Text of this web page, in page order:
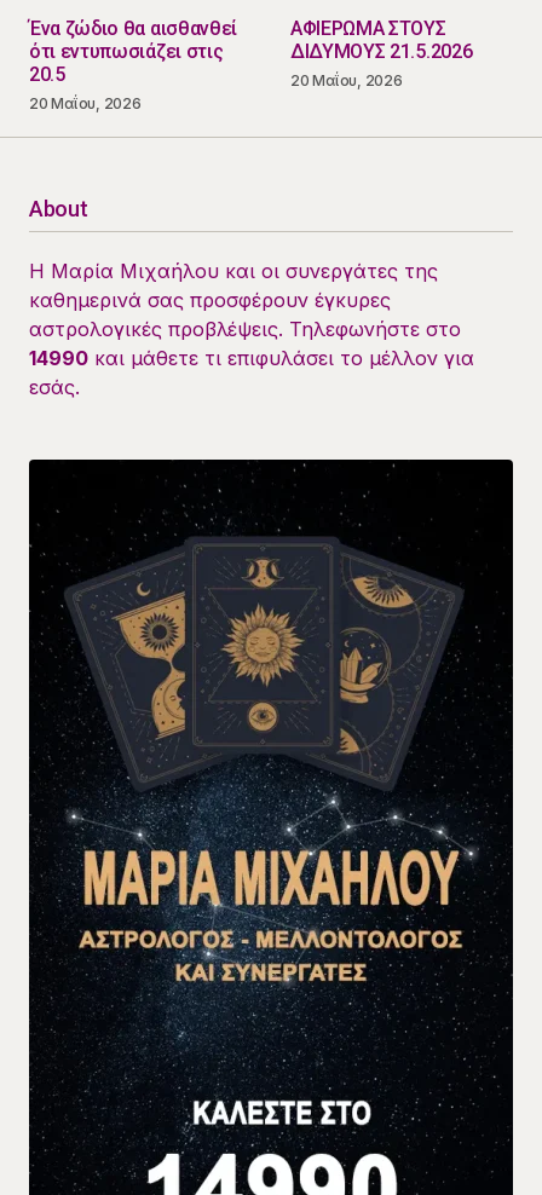
​Ένα ζώδιο θα αισθανθεί
ότι εντυπωσιάζει στις
20.5
20 Μαΐου, 2026
ΑΦΙΕΡΩΜΑ ΣΤΟΥΣ
ΔΙΔΥΜΟΥΣ 21.5.2026
20 Μαΐου, 2026
About
Η Μαρία Μιχαήλου και οι συνεργάτες της
καθημερινά σας προσφέρουν έγκυρες
αστρολογικές προβλέψεις. Τηλεφωνήστε στο
14990 και μάθετε τι επιφυλάσει το μέλλον για
εσάς.